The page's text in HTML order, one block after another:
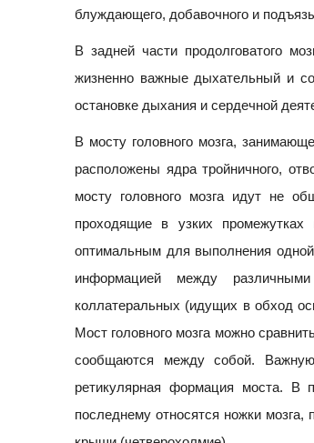
блуждающего, добавочного и
В задней части продолговатого
жизненно важные дыхательный и
остановке дыхания и сердечной
В мосту головного мозга,
расположены ядра тройничного,
мосту головного мозга идут не
проходящие в узких
оптимальным для выполнения
информацией между
коллатеральных (идущих в обход
Мост головного мозга можно
сообщаются между собой.
ретикулярная формация моста. В
последнему относятся ножки